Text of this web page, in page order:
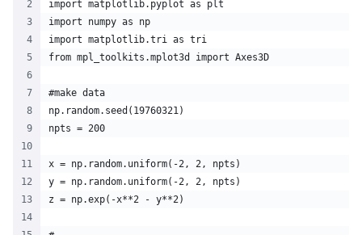
import matplotlib.pyplot as plt
import numpy as np
import matplotlib.tri as tri
from mpl_toolkits.mplot3d import Axes3D
#make data
np.random.seed(19760321)
npts = 200
x = np.random.uniform(-2, 2, npts)
y = np.random.uniform(-2, 2, npts)
z = np.exp(-x**2 - y**2)